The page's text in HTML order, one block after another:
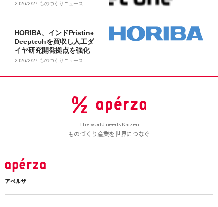
2026/2/27 ものづくりニュース
HORIBA、インドPristine
Deeptechを買収し人工ダ
イヤ研究開発拠点を強化
2026/2/27 ものづくりニュース
The world needs Kaizen
ものづくり産業を世界につなぐ
アペルザ